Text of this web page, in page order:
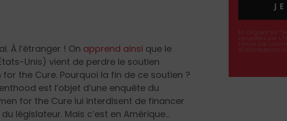
À l’étranger ! On apprend ainsi que le
Unis) vient de perdre le soutien
for the Cure. Pourquoi la fin de ce soutien ?
est l’objet d’une enquête du
for the Cure lui interdisent de financer
législateur. Mais c’est en Amérique…
En cliquant sur
recueillies par
l'envoi par
d'informations